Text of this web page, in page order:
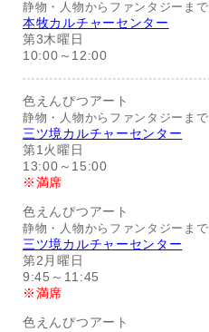
静物・人物からファンタジーまで
本牧カルチャーセンター
第3木曜日
10:00～12:00
色えんぴつアート
静物・人物からファンタジーまで
三ツ境カルチャーセンター
第1火曜日
13:00～15:00
※満席
色えんぴつアート
静物・人物からファンタジーまで
三ツ境カルチャーセンター
第2月曜日
9:45～11:45
※満席
色えんぴつアート